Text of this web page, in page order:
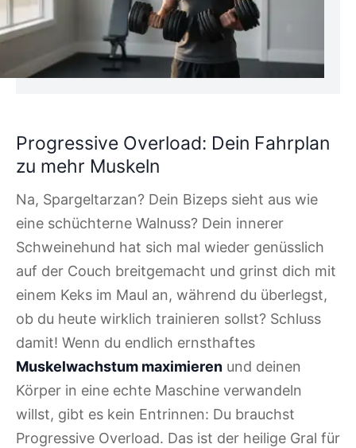
Progressive Overload: Dein Fahrplan
zu mehr Muskeln
Na, Spargeltarzan? Dein Bizeps sieht aus wie
eine schüchterne Walnuss? Dein innerer
Schweinehund hat sich mal wieder genüsslich
auf der Couch breitgemacht und grinst dich mit
einem Keks im Maul an, während du überlegst,
ob du heute wirklich trainieren sollst? Schluss
damit! Wenn du endlich ernsthaftes
Muskelwachstum maximieren und deinen
Körper in eine echte Maschine verwandeln
willst, gibt es kein Entrinnen: Du brauchst
Progressive Overload. Das ist der heilige Gral für